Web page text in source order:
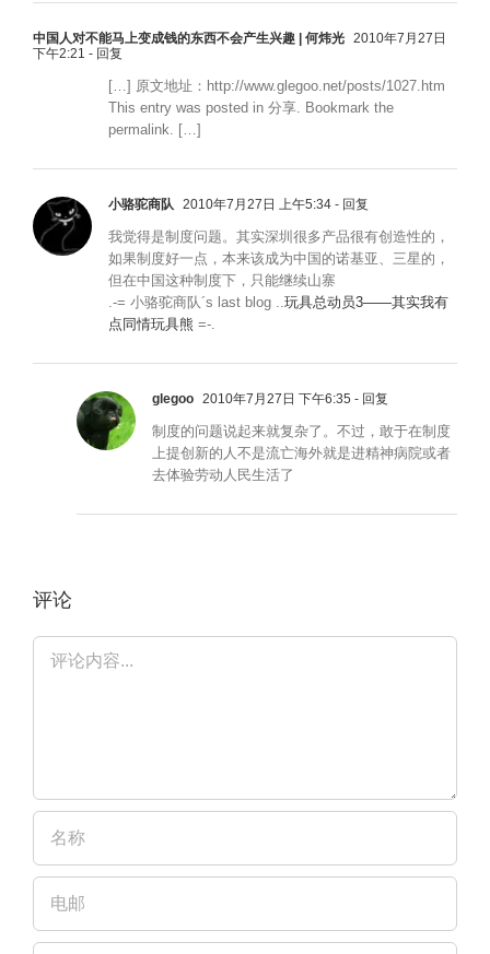
中国人对不能马上变成钱的东西不会产生兴趣 | 何炜光 2010年7月27日
下午2:21 - 回复
[…] 原文地址：http://www.glegoo.net/posts/1027.htm
This entry was posted in 分享. Bookmark the
permalink. […]
小骆驼商队 2010年7月27日 上午5:34 - 回复
我觉得是制度问题。其实深圳很多产品很有创造性的，
如果制度好一点，本来该成为中国的诺基亚、三星的，
但在中国这种制度下，只能继续山寨
.-= 小骆驼商队´s last blog .. 玩具总动员3——其实我有
点同情玩具熊 =-.
glegoo 2010年7月27日 下午6:35 - 回复
制度的问题说起来就复杂了。不过，敢于在制度
上提创新的人不是流亡海外就是进精神病院或者
去体验劳动人民生活了
评论
评